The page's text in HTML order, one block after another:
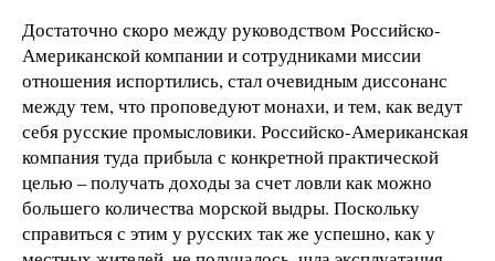
Достаточно скоро между руководством Российско-
Американской компании и сотрудниками миссии
отношения испортились, стал очевидным диссонанс
между тем, что проповедуют монахи, и тем, как ведут
себя русские промысловики. Российско-Американская
компания туда прибыла с конкретной практической
целью – получать доходы за счет ловли как можно
большего количества морской выдры. Поскольку
справиться с этим у русских так же успешно, как у